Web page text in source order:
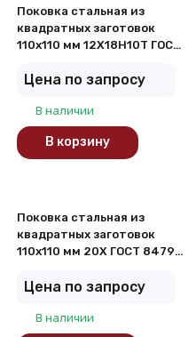
Поковка стальная из
квадратных заготовок
110х110 мм 12Х18Н10Т ГОСТ
Цена по запросу
В наличии
В корзину
Поковка стальная из
квадратных заготовок
110х110 мм 20Х ГОСТ 8479-
Цена по запросу
В наличии